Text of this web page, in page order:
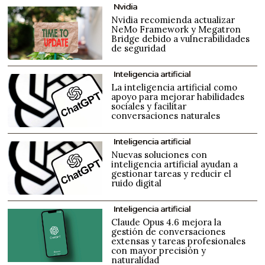
Nvidia
Nvidia recomienda actualizar
NeMo Framework y Megatron
Bridge debido a vulnerabilidades
de seguridad
Inteligencia artificial
La inteligencia artificial como
apoyo para mejorar habilidades
sociales y facilitar
conversaciones naturales
Inteligencia artificial
Nuevas soluciones con
inteligencia artificial ayudan a
gestionar tareas y reducir el
ruido digital
Inteligencia artificial
Claude Opus 4.6 mejora la
gestión de conversaciones
extensas y tareas profesionales
con mayor precisión y
naturalidad